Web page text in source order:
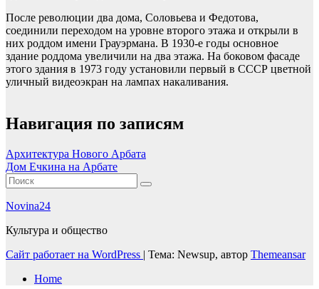
После революции два дома, Соловьева и Федотова,
соединили переходом на уровне второго этажа и открыли в
них роддом имени Грауэрмана. В 1930-е годы основное
здание роддома увеличили на два этажа. На боковом фасаде
этого здания в 1973 году установили первый в СССР цветной
уличный видеоэкран на лампах накаливания.
Навигация по записям
Архитектура Нового Арбата
Дом Ечкина на Арбате
Novina24
Культура и общество
Сайт работает на WordPress | Тема: Newsup, автор Themeansar
Home